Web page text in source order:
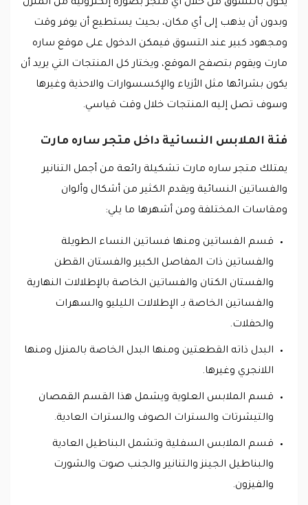
يكون بالتسوق من خلال أي متجر بصورة إلكترونية من المنزل
وبدون أن يذهب إلى أي مكان، بحيث يستطيع أن يوفر وقت
ومجهود كبير عند التسوق فيمكن الدخول على موقع ساره
مارت ويقوم بتصفح الموقع، ويختار كل المنتجات التي يريد أن
يكون بشرائها مثل الأزياء والإكسسوارات والاحذية وغيرها
وسوف تصل إليه المنتجات خلال وقت قياسي.
فئة الملابس النسائية داخل متجر ساره مارت
يمتلك متجر ساره مارت تشكيلة رائعة من أجمل التنانير
والفساتين النسائية ويقدم الكثير من أشكال وألوان
ومقاسات المختلفة ومن أشهرها ما يلي:
قسم الفساتين ومنها فساتين النساء الطويلة
والفساتين ذات المفاصل الكبير والفستان القطن
والفستان الكتان والفساتين الخاصة بالإطلالات النهارية
والفساتين الخاصة بـ الإطلالات الليليو والسهرات
والحفلات.
البدل ذاته القطعتين ومنها البدل الخاصة بالمنزل ومنها
اللانجري وغيرها.
قسم الملابس العلوية ويشمل هذا القسم القمصان
والتيشرتات والسترات الصوف والسترات العادية.
قسم الملابس السفلية وتشمل البناطيل العادية
والبناطيل الجينز والتنانير والجنب صوت والشورت
والفيزون.